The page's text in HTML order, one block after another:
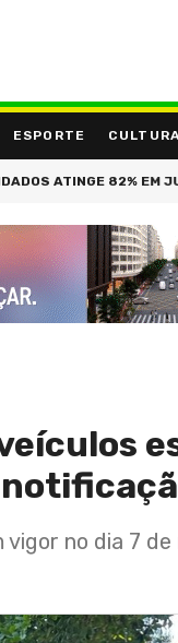
ESPORTE
82% EM JULHO
no dia 7